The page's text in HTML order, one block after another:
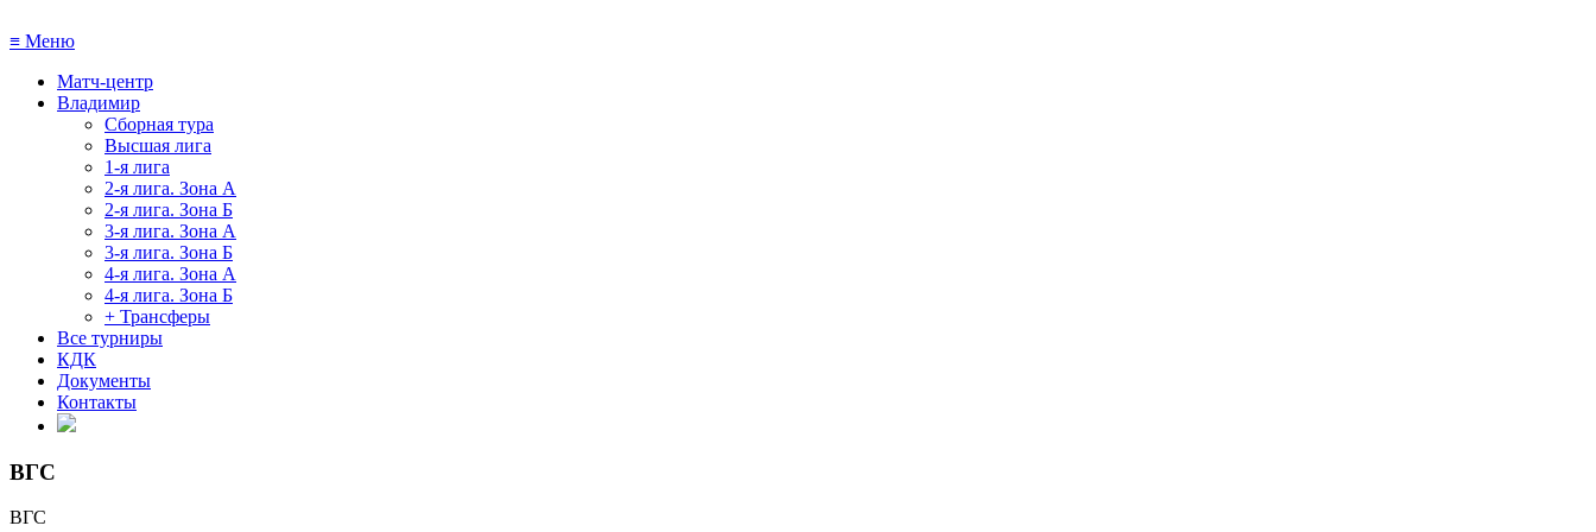
≡ Меню
Матч-центр
Владимир
Сборная тура
Высшая лига
1-я лига
2-я лига. Зона А
2-я лига. Зона Б
3-я лига. Зона А
3-я лига. Зона Б
4-я лига. Зона А
4-я лига. Зона Б
+ Трансферы
Все турниры
КДК
Документы
Контакты
ВГС
ВГС